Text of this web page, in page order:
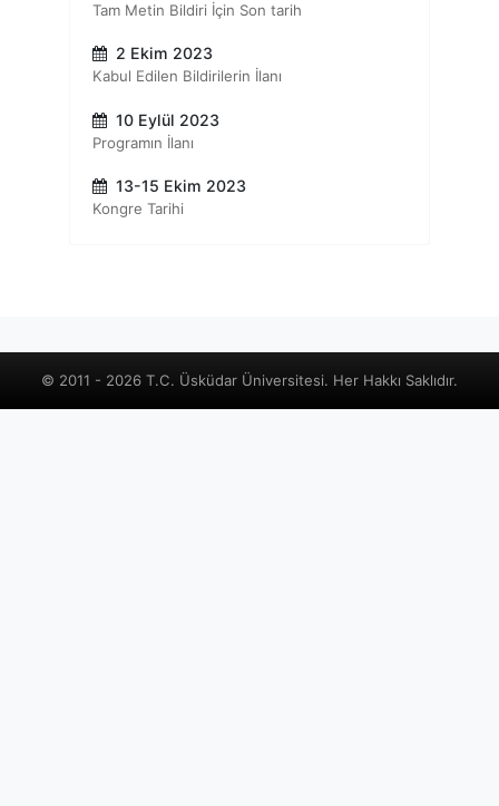
Tam Metin Bildiri İçin Son tarih
2 Ekim 2023
Kabul Edilen Bildirilerin İlanı
10 Eylül 2023
Programın İlanı
13-15 Ekim 2023
Kongre Tarihi
© 2011 - 2026 T.C. Üsküdar Üniversitesi. Her Hakkı Saklıdır.